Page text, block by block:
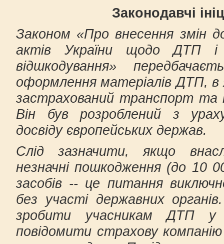
Законодавчі
Законом «Про внесення змін
актів України щодо ДТП і
відшкодування»
оформлення матеріалів ДТП, в
застрахований транспорт та
Він був розроблений з
досвіду європейських держав.
Слід зазначити, якщо
незначні пошкодження (до 10
засобів -- це питання
без участі державних
зробити учасникам ДТП
повідомити страхову